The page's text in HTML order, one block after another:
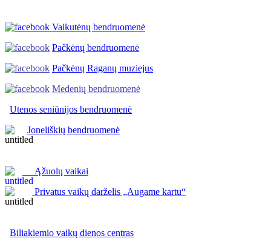
Vaikutėnų bendruomenė
Pačkėnų bendruomenė
Pačkėnų Raganų muziejus
Medenių bendruomenė
Utenos seniūnijos bendruomenė
Joneliškių bendruomenė
Ąžuolų vaikai
Privatus vaikų darželis „Augame kartu“
Biliakiemio vaikų dienos centras